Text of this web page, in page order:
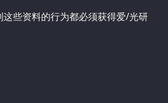
些资料的行为都必须获得爱/光研